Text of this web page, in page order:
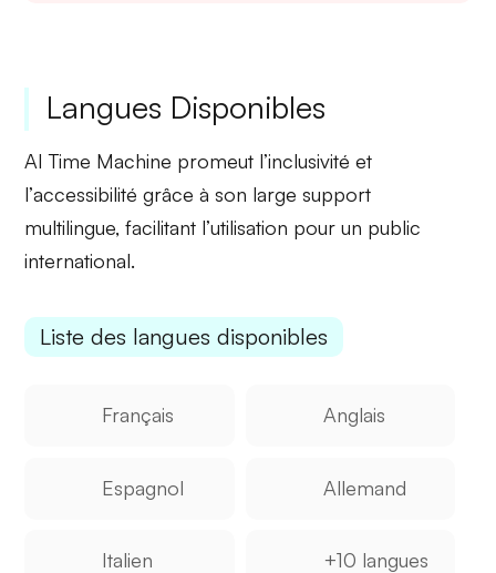
Langues Disponibles
AI Time Machine promeut l’inclusivité et
l’accessibilité grâce à son large support
multilingue, facilitant l’utilisation pour un public
international.
Liste des langues disponibles
Français Anglais
Espagnol Allemand
Italien +10 langues